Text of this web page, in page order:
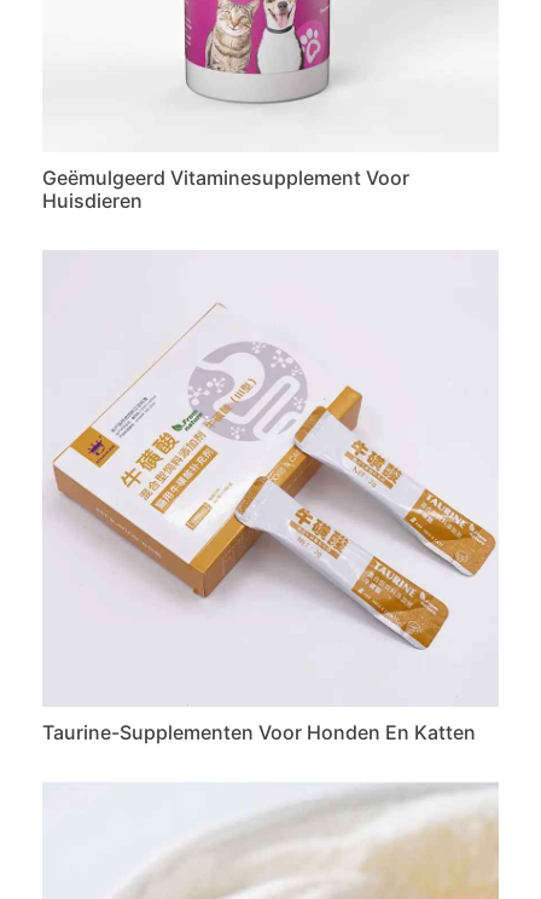
Geëmulgeerd Vitaminesupplement Voor
Huisdieren
Taurine-Supplementen Voor Honden En Katten